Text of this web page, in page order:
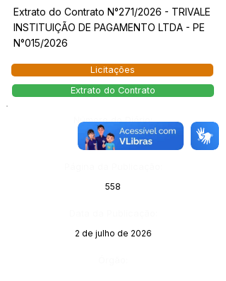
Extrato do Contrato N°271/2026 - TRIVALE
INSTITUIÇÃO DE PAGAMENTO LTDA - PE
N°015/2026
Licitações
Extrato do Contrato
Número do Diário:
142999
558
2 de julho de 2026